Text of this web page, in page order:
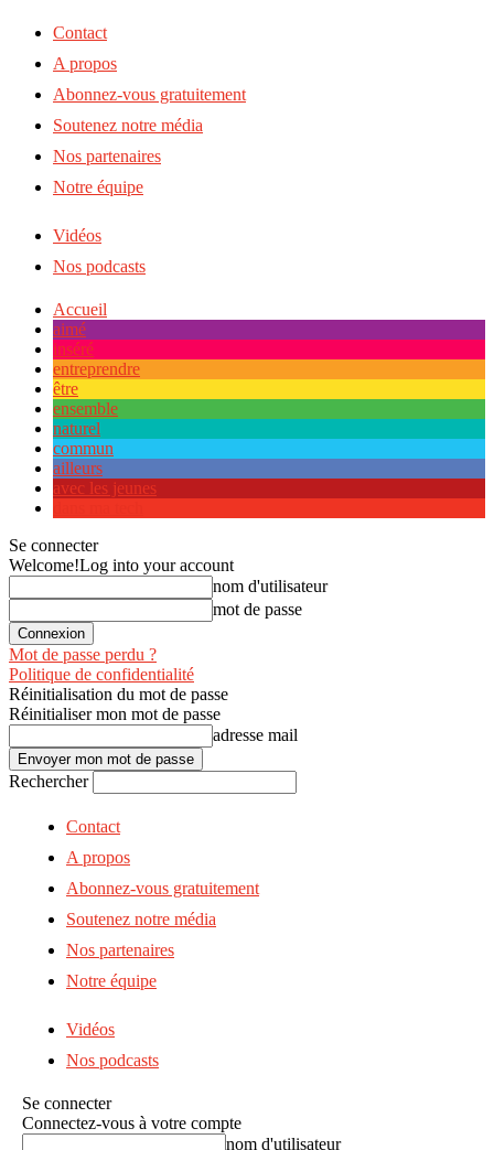
Contact
A propos
Abonnez-vous gratuitement
Soutenez notre média
Nos partenaires
Notre équipe
Vidéos
Nos podcasts
Accueil
aimé
inséré
entreprendre
être
ensemble
naturel
commun
ailleurs
avec les jeunes
Se connecter
Welcome!Log into your account
nom d'utilisateur
mot de passe
Mot de passe perdu ?
Politique de confidentialité
Réinitialisation du mot de passe
Réinitialiser mon mot de passe
adresse mail
Rechercher
Contact
A propos
Abonnez-vous gratuitement
Soutenez notre média
Nos partenaires
Notre équipe
Vidéos
Nos podcasts
Se connecter
Connectez-vous à votre compte
nom d'utilisateur